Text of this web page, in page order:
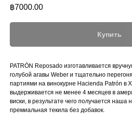
฿7000.00
Купить
PATRÓN Reposado изготавливается
голубой агавы Weber и тщательно
партиями на винокурне Hacienda Patrón в
выдерживается не менее 4 месяцев в
виски, в результате чего получается наша
премиальная текила без добавок.